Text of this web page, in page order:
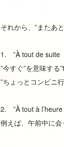
それから、”またあ
1. ”À tout de suite
”今すぐ”を意味する
”ちょっとコンビニ
2. ”À tout à l’heure
例えば、午前中に会